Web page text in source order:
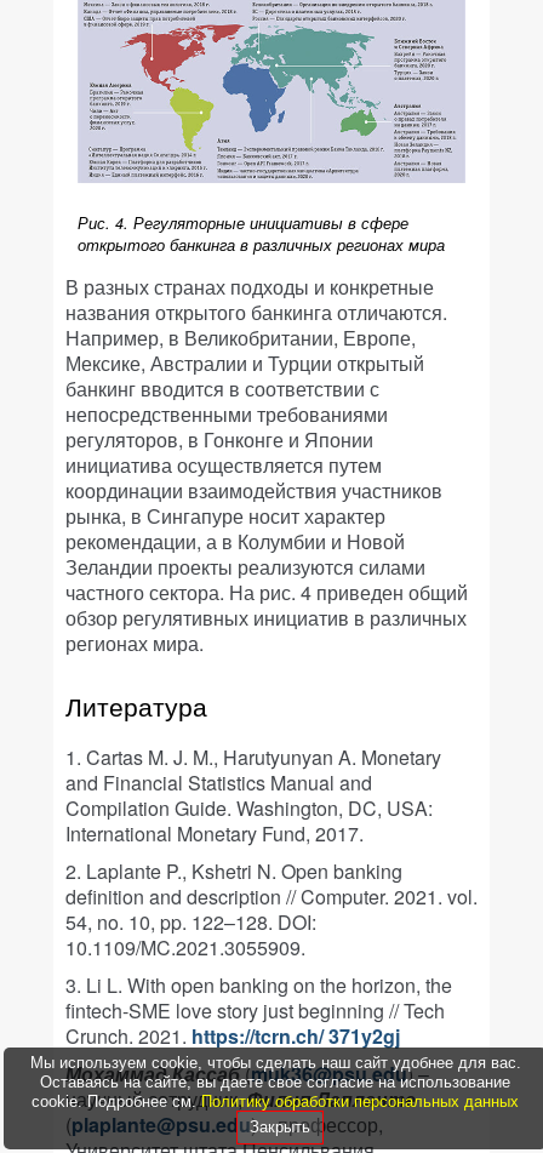
Рис. 4. Регуляторные инициативы в сфере
открытого банкинга в различных регионах мира
В разных странах подходы и конкретные
названия открытого банкинга отличаются.
Например, в Великобритании, Европе,
Мексике, Австралии и Турции открытый
банкинг вводится в соответствии с
непосредственными требованиями
регуляторов, в Гонконге и Японии
инициатива осуществляется путем
координации взаимодействия участников
рынка, в Сингапуре носит характер
рекомендации, а в Колумбии и Новой
Зеландии проекты реализуются силами
частного сектора. На рис. 4 приведен общий
обзор регулятивных инициатив в различных
регионах мира.
Литература
1. Cartas M. J. M., Harutyunyan A. Monetary
and Financial Statistics Manual and
Compilation Guide. Washington, DC, USA:
International Monetary Fund, 2017.
2. Laplante P., Kshetri N. Open banking
definition and description // Computer. 2021. vol.
54, no. 10, pp. 122–128. DOI:
10.1109/MC.2021.3055909.
3. Li L. With open banking on the horizon, the
fintech-SME love story just beginning // Tech
Crunch. 2021. https://tcrn.ch/ 371y2gj
Мохаммад Кассаб(muk36@psu.edu) –
научный сотрудник,Филип Лапланте
(plaplante@psu.edu) – профессор,
Мы используем cookie, чтобы сделать наш сайт удобнее для вас.
Оставаясь на сайте, вы даете свое согласие на использование
cookie. Подробнее см.Политику обработки персональных данных
Закрыть